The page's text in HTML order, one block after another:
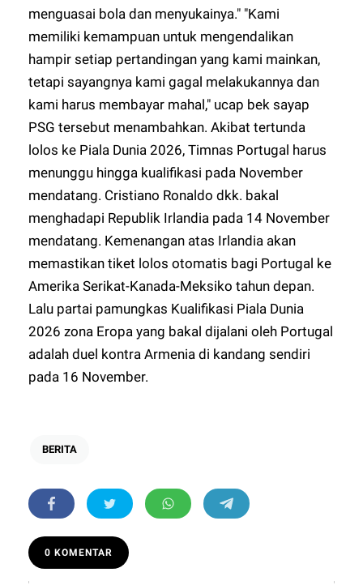
menguasai bola dan menyukainya." "Kami
memiliki kemampuan untuk mengendalikan
hampir setiap pertandingan yang kami mainkan,
tetapi sayangnya kami gagal melakukannya dan
kami harus membayar mahal," ucap bek sayap
PSG tersebut menambahkan. Akibat tertunda
lolos ke Piala Dunia 2026, Timnas Portugal harus
menunggu hingga kualifikasi pada November
mendatang. Cristiano Ronaldo dkk. bakal
menghadapi Republik Irlandia pada 14 November
mendatang. Kemenangan atas Irlandia akan
memastikan tiket lolos otomatis bagi Portugal ke
Amerika Serikat-Kanada-Meksiko tahun depan.
Lalu partai pamungkas Kualifikasi Piala Dunia
2026 zona Eropa yang bakal dijalani oleh Portugal
adalah duel kontra Armenia di kandang sendiri
pada 16 November.
BERITA
0 KOMENTAR